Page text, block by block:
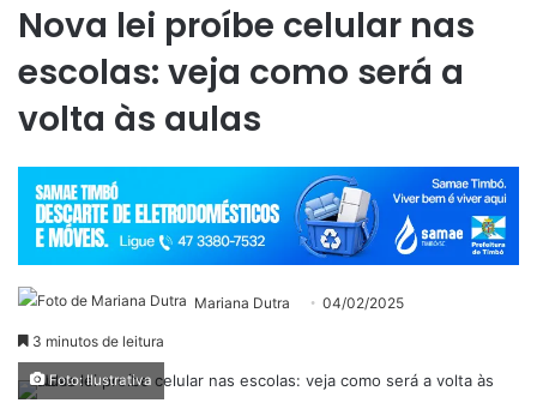
Nova lei proíbe celular nas
escolas: veja como será a
volta às aulas
Mariana Dutra 04/02/2025
3 minutos de leitura
Foto: Ilustrativa